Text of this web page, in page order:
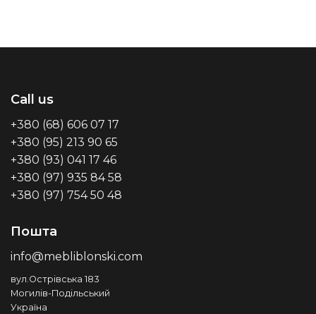
Call us
+380 (68) 606 07 17
+380 (95) 213 90 65
+380 (93) 041 17 46
+380 (97) 935 84 58
+380 (97) 754 50 48
Пошта
info@mebliblonski.com
вул.Острівська 183
Могилів-Подільський
Україна